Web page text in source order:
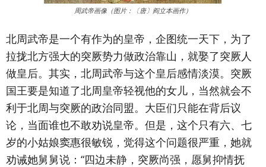
周武帝画像（图片：〔唐〕阎立本画作）
北周武帝是一个有作为的皇帝，企图统一天下，为了
拉拢北方强大的突厥势力做政治靠山，就娶了突厥人
做皇后。其实，北周武帝与这个皇后感情淡漠。突厥
国王要是知道了北周皇帝轻视他的女儿，当然就会不
利于北周与突厥的政治同盟。大臣们只能在背后议
论，当面谁也不敢劝说皇帝。但是，这个只有六、七
岁的小姑娘窦惠很敏锐，觉得这个问题很严重，她就
劝诫她舅舅说：“四边未静，突厥尚强，愿舅抑情抚